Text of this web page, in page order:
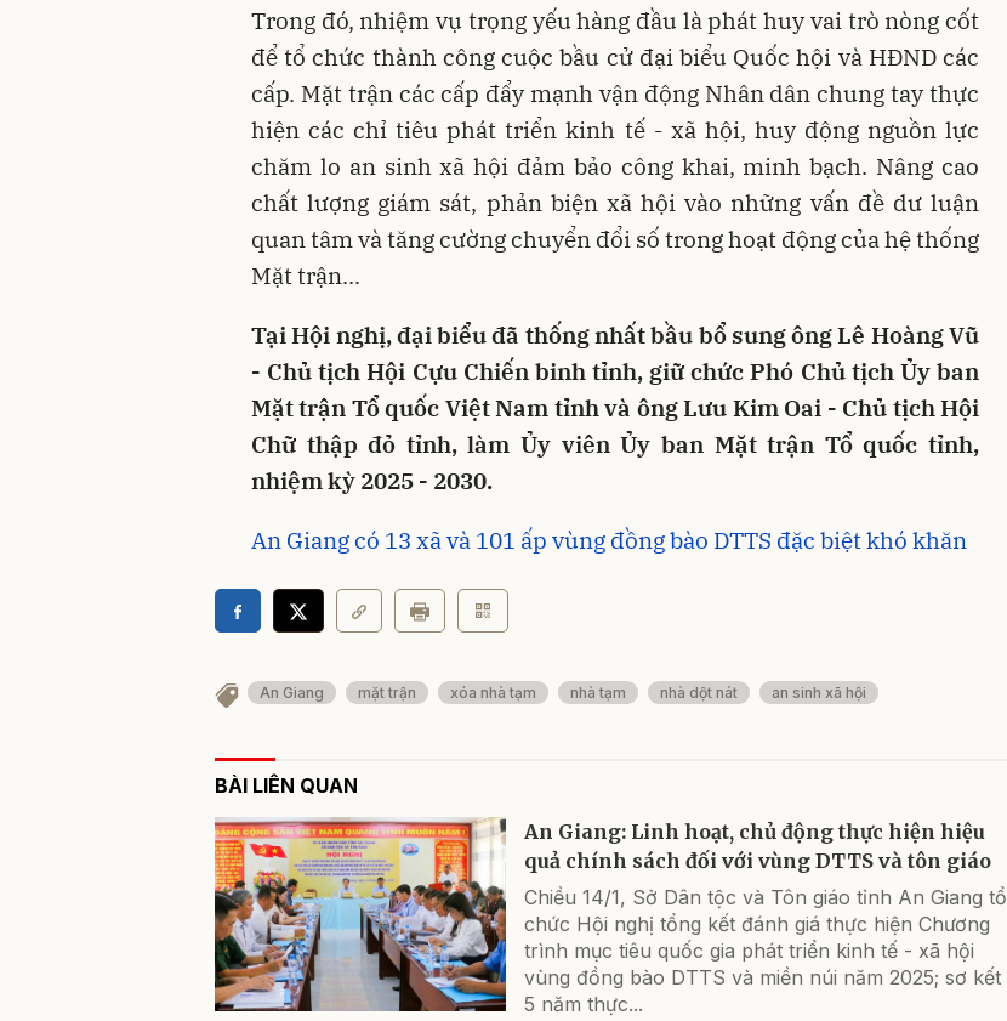
Trong đó, nhiệm vụ trọng yếu hàng đầu là phát huy vai trò nòng cốt
để tổ chức thành công cuộc bầu cử đại biểu Quốc hội và HĐND các
cấp. Mặt trận các cấp đẩy mạnh vận động Nhân dân chung tay thực
hiện các chỉ tiêu phát triển kinh tế - xã hội, huy động nguồn lực
chăm lo an sinh xã hội đảm bảo công khai, minh bạch. Nâng cao
chất lượng giám sát, phản biện xã hội vào những vấn đề dư luận
quan tâm và tăng cường chuyển đổi số trong hoạt động của hệ thống
Mặt trận...
Tại Hội nghị, đại biểu đã thống nhất bầu bổ sung ông Lê Hoàng Vũ
- Chủ tịch Hội Cựu Chiến binh tỉnh, giữ chức Phó Chủ tịch Ủy ban
Mặt trận Tổ quốc Việt Nam tỉnh và ông Lưu Kim Oai - Chủ tịch Hội
Chữ thập đỏ tỉnh, làm Ủy viên Ủy ban Mặt trận Tổ quốc tỉnh,
nhiệm kỳ 2025 - 2030.
An Giang có 13 xã và 101 ấp vùng đồng bào DTTS đặc biệt khó khăn
An Giang mặt trận xóa nhà tạm nhà tạm nhà dột nát an sinh xã hội
BÀI LIÊN QUAN
An Giang: Linh hoạt, chủ động thực hiện hiệu
quả chính sách đối với vùng DTTS và tôn giáo
Chiều 14/1, Sở Dân tộc và Tôn giáo tỉnh An Giang tổ
chức Hội nghị tổng kết đánh giá thực hiện Chương
trình mục tiêu quốc gia phát triển kinh tế - xã hội
vùng đồng bào DTTS và miền núi năm 2025; sơ kết
5 năm thực...